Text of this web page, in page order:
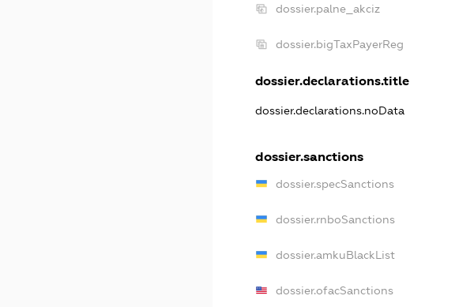
dossier.palne_akciz
dossier.bigTaxPayerReg
dossier.declarations.title
dossier.declarations.noData
dossier.sanctions
dossier.specSanctions
dossier.rnboSanctions
dossier.amkuBlackList
dossier.ofacSanctions